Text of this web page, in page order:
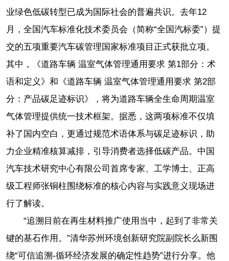
业绿色低碳转型已成为国际社会的普遍共识。去年12
月，全国汽车标准化技术委员会（简称“全国汽标委”）提
交的五项重要汽车碳管理国家标准项目正式获批立项。
其中，《道路车辆 温室气体管理通用要求 第1部分：术
语和定义》和《道路车辆 温室气体管理通用要求 第2部
分：产品碳足迹标识》，将为道路车辆全生命周期温室
气体管理提供统一技术框架。据悉，这两项标准不仅填
补了国内空白，更通过规范术语体系与碳足迹标识，助
力企业精准核算减排，引导消费者选择低碳产品。中国
汽车技术研究中心有限公司首席专家、工学博士、正高
级工程师张铜柱围绕标准的核心内容与实践意义现场进
行了解读。
“追溯目前在再生材料推广使用当中，起到了非常关
键的基石作用。”清华苏州环境创新研究院副院长么新围
绕“可信追溯-循环经济发展的确定性趋势”进行分享。他